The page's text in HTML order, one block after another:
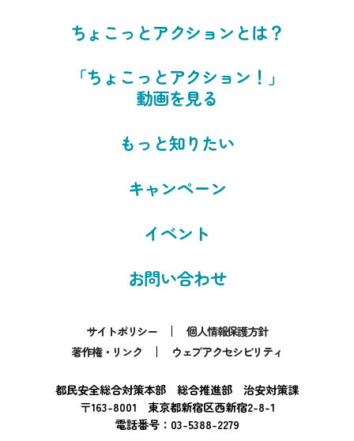
ちょこっとアクションとは？
「ちょこっとアクション！」
動画を見る
もっと知りたい
キャンペーン
イベント
お問い合わせ
サイトポリシー
個人情報保護方針
著作権・リンク
ウェブアクセシビリティ
都民安全総合対策本部 総合推進部 治安対策課
〒163-8001 東京都新宿区西新宿2-8-1
電話番号：03-5388-2279